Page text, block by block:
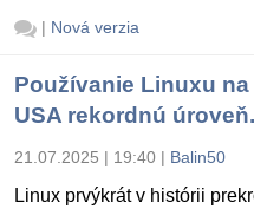
| Nová verzia
Používanie Linuxu
USA rekordnú úroveň.
21.07.2025 | 19:40 | Balin50
Linux prvýkrát v histórii